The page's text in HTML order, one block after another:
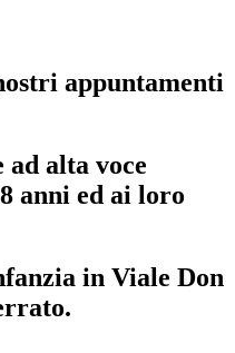
appuntamenti
alta voce
anni ed ai loro
in Viale Don